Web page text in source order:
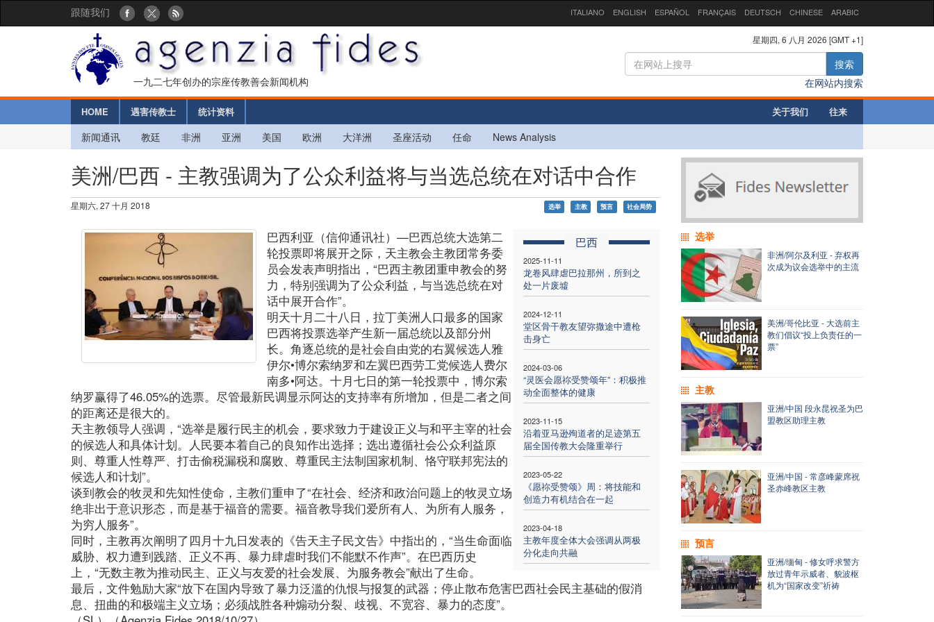
跟随我们 ITALIANO ENGLISH ESPAÑOL FRANÇAIS DEUTSCH CHINESE ARABIC
一九二七年创办的宗座传教善会新闻机构
星期四, 6 八月 2026 [GMT +1]
搜索
在网站内搜索
HOME 遇害传教士 统计资料 关于我们 往来
新闻通讯 教廷 非洲 亚洲 美国 欧洲 大洋洲 圣座活动 任命 News Analysis
美洲/巴西 - 主教强调为了公众利益将与当选总统在对话中合作
星期六, 27 十月 2018 选举 主教 预言 社会局势
巴西
2025-11-11
龙卷风肆虐巴拉那州，所到之
处一片废墟
2024-12-11
堂区骨干教友望弥撒途中遭枪
击身亡
2024-03-06
“灵医会愿祢受赞颂年”：积极推
动全面整体的健康
2023-11-15
沿着亚马逊殉道者的足迹第五
届全国传教大会隆重举行
2023-05-22
《愿祢受赞颂》周：将技能和
创造力有机结合在一起
2023-04-18
主教年度全体大会强调从两极
分化走向共融
巴西利亚（信仰通讯社）—巴西总统大选第二
轮投票即将展开之际，天主教会主教团常务委
员会发表声明指出，“巴西主教团重申教会的努
力，特别强调为了公众利益，与当选总统在对
话中展开合作”。
明天十月二十八日，拉丁美洲人口最多的国家
巴西将投票选举产生新一届总统以及部分州
长。角逐总统的是社会自由党的右翼候选人雅
伊尔•博尔索纳罗和左翼巴西劳工党候选人费尔
南多•阿达。十月七日的第一轮投票中，博尔索
纳罗赢得了46.05%的选票。尽管最新民调显示阿达的支持率有所增加，但是二者之间
的距离还是很大的。
天主教领导人强调，“选举是履行民主的机会，要求致力于建设正义与和平主宰的社会
的候选人和具体计划。人民要本着自己的良知作出选择；选出遵循社会公众利益原
则、尊重人性尊严、打击偷税漏税和腐败、尊重民主法制国家机制、恪守联邦宪法的
候选人和计划”。
谈到教会的牧灵和先知性使命，主教们重申了“在社会、经济和政治问题上的牧灵立场
绝非出于意识形态，而是基于福音的需要。福音教导我们爱所有人、为所有人服务，
为穷人服务”。
同时，主教再次阐明了四月十九日发表的《告天主子民文告》中指出的，“当生命面临
威胁、权力遭到践踏、正义不再、暴力肆虐时我们不能默不作声”。在巴西历史
上，“无数主教为推动民主、正义与友爱的社会发展、为服务教会”献出了生命。
最后，文件勉励大家“放下在国内导致了暴力泛滥的仇恨与报复的武器；停止散布危害巴西社会民主基础的假消
息、扭曲的和极端主义立场；必须战胜各种煽动分裂、歧视、不宽容、暴力的态度”。
选举
非洲/阿尔及利亚 - 弃权再
次成为议会选举中的主流
美洲/哥伦比亚 - 大选前主
教们倡议“投上负责任的一
票”
主教
亚洲/中国 段永昆祝圣为巴
盟教区助理主教
亚洲/中国 - 常彦峰蒙席祝
圣赤峰教区主教
预言
亚洲/缅甸 - 修女呼求警方
放过青年示威者、貌波枢
机为“国家改变”祈祷